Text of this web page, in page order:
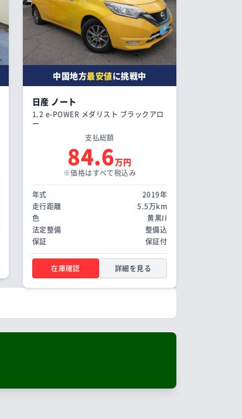
中国地方最安値に挑戦中
日産 ノート
1.2 e-POWER メダリスト ブラックアロ
ー
支払総額
84.6万円
※価格はすべて税込み
年式
2019年
走行距離
5.5万km
色
黄黒II
法定整備
整備込
保証
保証付
在庫確認 詳細を見る